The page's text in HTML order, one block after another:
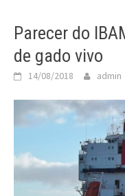
Parecer do
de gado vivo
14/08/2018 admin